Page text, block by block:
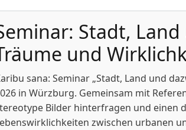
Stadt,
und
sana: Seminar „Stadt, Land und
in Würzburg. Gemeinsam mit
Bilder hinterfragen und einen
zwischen urbanen